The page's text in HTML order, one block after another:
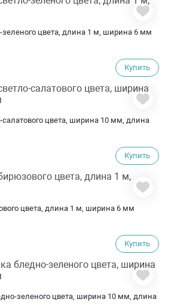
зеленого цвета, длина 1 м, ширина 6 мм
Купить
салатового цвета, ширина 10 мм, длина
Купить
цвета, длина 1 м, ширина 6 мм
Купить
зеленого цвета, ширина 10 мм, длина